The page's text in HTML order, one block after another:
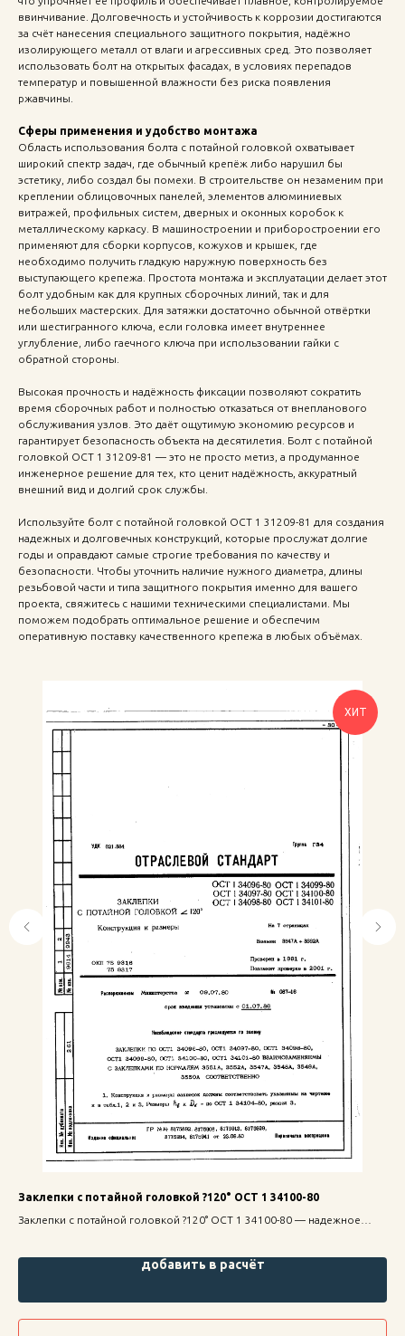
ввинчивание. Долговечность и устойчивость к коррозии достигаются
за счёт нанесения специального защитного покрытия, надёжно
изолирующего металл от влаги и агрессивных сред. Это позволяет
использовать болт на открытых фасадах, в условиях перепадов
температур и повышенной влажности без риска появления
ржавчины.
Сферы применения и удобство монтажа
Область использования болта с потайной головкой охватывает
широкий спектр задач, где обычный крепёж либо нарушил бы
эстетику, либо создал бы помехи. В строительстве он незаменим при
креплении облицовочных панелей, элементов алюминиевых
витражей, профильных систем, дверных и оконных коробок к
металлическому каркасу. В машиностроении и приборостроении его
применяют для сборки корпусов, кожухов и крышек, где
необходимо получить гладкую наружную поверхность без
выступающего крепежа. Простота монтажа и эксплуатации делает этот
болт удобным как для крупных сборочных линий, так и для
небольших мастерских. Для затяжки достаточно обычной отвёртки
или шестигранного ключа, если головка имеет внутреннее
углубление, либо гаечного ключа при использовании гайки с
обратной стороны.
Высокая прочность и надёжность фиксации позволяют сократить
время сборочных работ и полностью отказаться от внепланового
обслуживания узлов. Это даёт ощутимую экономию ресурсов и
гарантирует безопасность объекта на десятилетия. Болт с потайной
головкой ОСТ 1 31209-81 — это не просто метиз, а продуманное
инженерное решение для тех, кто ценит надёжность, аккуратный
внешний вид и долгий срок службы.
Используйте болт с потайной головкой ОСТ 1 31209-81 для создания
надежных и долговечных конструкций, которые прослужат долгие
годы и оправдают самые строгие требования по качеству и
безопасности. Чтобы уточнить наличие нужного диаметра, длины
резьбовой части и типа защитного покрытия именно для вашего
проекта, свяжитесь с нашими техническими специалистами. Мы
поможем подобрать оптимальное решение и обеспечим
оперативную поставку качественного крепежа в любых объёмах.
ХИТ
Заклепки с потайной головкой ?120° ОСТ 1 34100-80
Заклепки с потайной головкой ?120° ОСТ 1 34100-80 — надежное
добавить в расчёт